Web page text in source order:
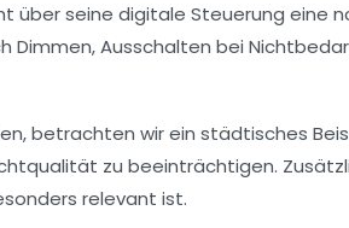
über seine digitale Steuerung eine
Dimmen, Ausschalten bei
betrachten wir ein städtisches
zu beeinträchtigen.
relevant ist.